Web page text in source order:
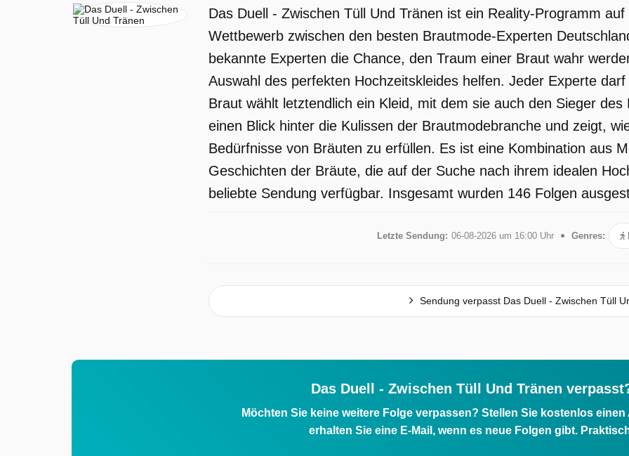
Das Duell - Zwischen Tüll Und Tränen ist ein Reality-Programm
Wettbewerb zwischen den besten Brautmode-Experten
bekannte Experten die Chance, den Traum einer Braut wahr
Auswahl des perfekten Hochzeitskleides helfen. Jeder Experte
Braut wählt letztendlich ein Kleid, mit dem sie auch den Sieger
einen Blick hinter die Kulissen der Brautmodebranche und zeigt,
Bedürfnisse von Bräuten zu erfüllen. Es ist eine Kombination aus
Geschichten der Bräute, die auf der Suche nach ihrem idealen
beliebte Sendung verfügbar. Insgesamt wurden 146 Folgen
Letzte Sendung: 06-08-2026 um 16:00 Uhr Genres:
Sendung verpasst Das Duell - Zwischen Tüll
Das Duell - Zwischen Tüll Und Tränen
Möchten Sie keine weitere Folge verpassen? Stellen Sie kostenlos einen
erhalten Sie eine E-Mail, wenn es neue Folgen gibt.